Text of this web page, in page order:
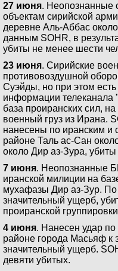
27 июня. Неопознанные
объектам сирийской
деревне Аль-Аббас
данным SOHR, в
убиты не менее шести
23 июня. Сирийские
противовоздушной
Суэйды, но при этом
информации телеканала
база проиранских сил,
военный груз из Ирана.
нанесены по иранским и
районе Таль ас-Сан
около Дир аз-Зура,
7 июня. Неопознанные
иранской милиции на
мухафазы Дир аз-Зур.
значительный ущерб,
проиранской
4 июня. Нанесен удар
районе города Масьяф к
значительный ущерб.
девяти убитых.